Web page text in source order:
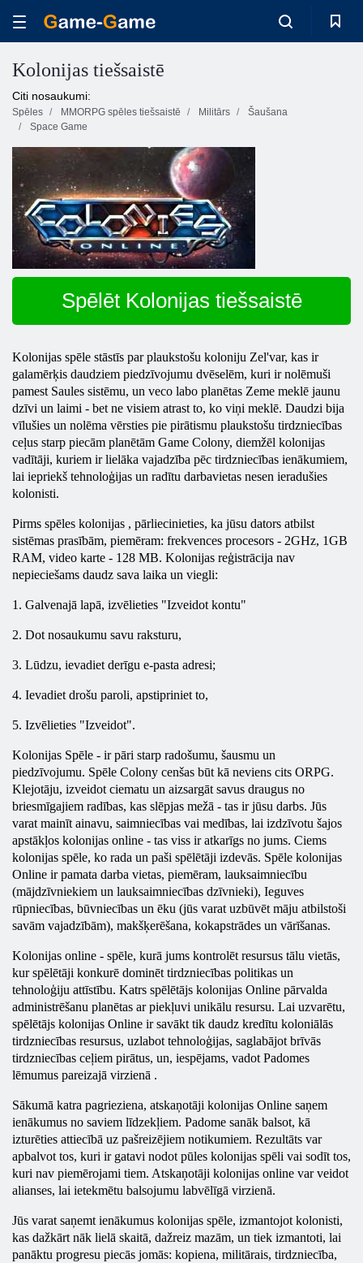
Kolonijas tiešsaistē
Citi nosaukumi:
Spēles MMORPG spēles tiešsaistē Militārs
Šaušana
Space Game
Spēlēt Kolonijas tiešsaistē
Kolonijas spēle stāstīs par plaukstošu koloniju Zel'var, kas ir
galamērķis daudziem piedzīvojumu dvēselēm, kuri ir nolēmuši
pamest Saules sistēmu, un veco labo planētas Zeme meklē jaunu
dzīvi un laimi - bet ne visiem atrast to, ko viņi meklē. Daudzi bija
vīlušies un nolēma vērsties pie pirātismu plaukstošu tirdzniecības
ceļus starp piecām planētām Game Colony, diemžēl kolonijas
vadītāji, kuriem ir lielāka vajadzība pēc tirdzniecības ienākumiem,
lai iepriekš tehnoloģijas un radītu darbavietas nesen ieradušies
kolonisti.
Pirms spēles kolonijas , pārliecinieties, ka jūsu dators atbilst
sistēmas prasībām, piemēram: frekvences procesors - 2GHz, 1GB
RAM, video karte - 128 MB. Kolonijas reģistrācija nav
nepieciešams daudz sava laika un viegli:
1. Galvenajā lapā, izvēlieties "Izveidot kontu"
2. Dot nosaukumu savu raksturu,
3. Lūdzu, ievadiet derīgu e-pasta adresi;
4. Ievadiet drošu paroli, apstipriniet to,
5. Izvēlieties "Izveidot".
Kolonijas Spēle - ir pāri starp radošumu, šausmu un
piedzīvojumu. Spēle Colony cenšas būt kā neviens cits ORPG.
Klejotāju, izveidot ciematu un aizsargāt savus draugus no
briesmīgajiem radības, kas slēpjas mežā - tas ir jūsu darbs. Jūs
varat mainīt ainavu, saimniecības vai medības, lai izdzīvotu šajos
apstākļos kolonijas online - tas viss ir atkarīgs no jums. Ciems
kolonijas spēle, ko rada un paši spēlētāji izdevās. Spēle kolonijas
Online ir pamata darba vietas, piemēram, lauksaimniecību
(mājdzīvniekiem un lauksaimniecības dzīvnieki), Ieguves
rūpniecības, būvniecības un ēku (jūs varat uzbūvēt māju atbilstoši
savām vajadzībām), makšķerēšana, kokapstrādes un vārīšanas.
Kolonijas online - spēle, kurā jums kontrolēt resursus tālu vietās,
kur spēlētāji konkurē dominēt tirdzniecības politikas un
tehnoloģiju attīstību. Katrs spēlētājs kolonijas Online pārvalda
administrēšanu planētas ar piekļuvi unikālu resursu. Lai uzvarētu,
spēlētājs kolonijas Online ir savākt tik daudz kredītu koloniālās
tirdzniecības resursus, uzlabot tehnoloģijas, saglabājot brīvās
tirdzniecības ceļiem pirātus, un, iespējams, vadot Padomes
lēmumus pareizajā virzienā .
Sākumā katra pagrieziena, atskaņotāji kolonijas Online saņem
ienākumus no saviem līdzekļiem. Padome sanāk balsot, kā
izturēties attiecībā uz pašreizējiem notikumiem. Rezultāts var
apbalvot tos, kuri ir gatavi nodot pūles kolonijas spēli vai sodīt tos,
kuri nav piemērojami tiem. Atskaņotāji kolonijas online var veidot
alianses, lai ietekmētu balsojumu labvēlīgā virzienā.
Jūs varat saņemt ienākumus kolonijas spēle, izmantojot kolonisti,
kas dažkārt nāk lielā skaitā, dažreiz mazām, un tiek izmantoti, lai
panāktu progresu piecās jomās: kopiena, militārais, tirdzniecība,